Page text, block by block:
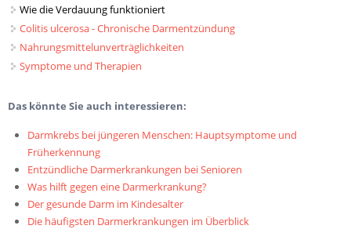
Wie die Verdauung funktioniert
Colitis ulcerosa - Chronische Darmentzündung
Nahrungsmittelunverträglichkeiten
Symptome und Therapien
Das könnte Sie auch interessieren:
Darmkrebs bei jüngeren Menschen: Hauptsymptome und
Früherkennung
Entzündliche Darmerkrankungen bei Senioren
Was hilft gegen eine Darmerkrankung?
Der gesunde Darm im Kindesalter
Die häufigsten Darmerkrankungen im Überblick